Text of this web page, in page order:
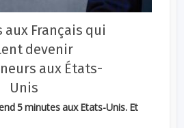
aux Français qui
devenir
aux États-
Unis
5 minutes aux Etats-Unis. Et